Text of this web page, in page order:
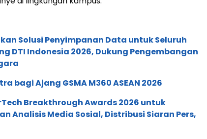
Solusi Penyimpanan Data untuk Seluruh
DTI Indonesia 2026, Dukung Pengembangan
bagi Ajang GSMA M360 ASEAN 2026
Breakthrough Awards 2026 untuk
Analisis Media Sosial, Distribusi Siaran Pers,